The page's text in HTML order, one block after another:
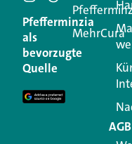
Ihre E-Mail-Adresse
Erforderliche Felder
Kommentar
Pfefferminzia
als
bevorzugte
Quelle
MehrCura
AGB